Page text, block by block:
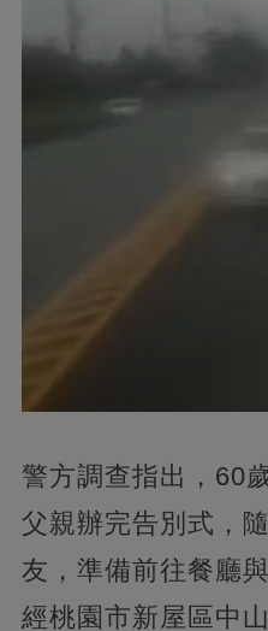
警方調查指出，60
父親辦完告別式，
友，準備前往餐廳
經桃園市新屋區中